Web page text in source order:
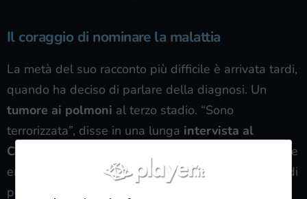
Il coraggio di nominare la malattia
La metà del suo racconto più difficile è arrivata tardi,
quando ha deciso di parlare della diagnosi. Un
tumore ai polmoni al terzo stadio. “Sono
terrorizzata”, disse in una lunga intervista al
Corriere della Sera
. Niente metafore belliche, niente
eroi. Solo la realtà: visite, terapie, attese. La paura di
perdere il fiato e la voce. Ha spiegato la malattia